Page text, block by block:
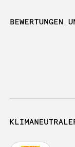
BEWERTUNGEN